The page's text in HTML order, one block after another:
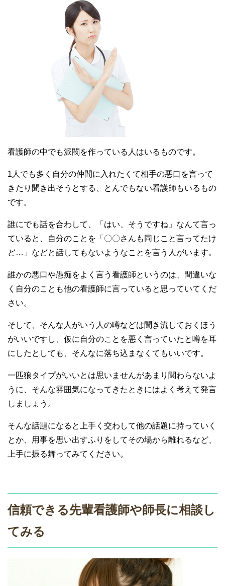
看護師の中でも派閥を作っている人はいるものです。
1人でも多く自分の仲間に入れたくて相手の悪口を言って
きたり聞き出そうとする、とんでもない看護師もいるもの
です。
誰にでも話を合わして、「はい、そうですね」なんて言っ
ていると、自分のことを「〇〇さんも同じこと言ってたけ
ど…」などと話してもないようなことを言う人がいます。
誰かの悪口や愚痴をよく言う看護師というのは、間違いな
く自分のことも他の看護師に言っていると思っていてくだ
さい。
そして、そんな人がいう人の噂などは聞き流しておくほう
がいいですし、仮に自分のことを悪く言っていたと噂を耳
にしたとしても、そんなに落ち込まなくてもいいです。
一匹狼タイプがいいとは思いませんがあまり関わらないよ
うに、そんな雰囲気になってきたときにはよく考えて発言
しましょう。
そんな話題になると上手く交わして他の話題に持っていく
とか、用事を思い出すふりをしてその場から離れるなど、
上手に振る舞ってみてください。
信頼できる先輩看護師や師長に相談し
てみる